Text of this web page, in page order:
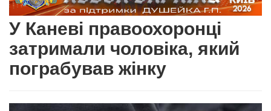
У Каневі правоохоронці
затримали чоловіка, який
пограбував жінку